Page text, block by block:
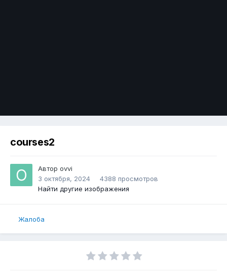
courses2
Автор ovvi
3 октября, 2024
4388 просмотров
Найти другие изображения
Жалоба